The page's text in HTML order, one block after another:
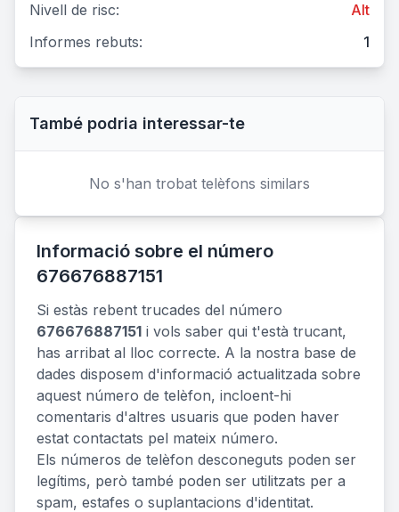
Nivell de risc:
Alt
Informes rebuts:
1
També podria interessar-te
No s'han trobat telèfons similars
Informació sobre el número
676676887151
Si estàs rebent trucades del número
676676887151 i vols saber qui t'està trucant,
has arribat al lloc correcte. A la nostra base de
dades disposem d'informació actualitzada sobre
aquest número de telèfon, incloent-hi
comentaris d'altres usuaris que poden haver
estat contactats pel mateix número.
Els números de telèfon desconeguts poden ser
legítims, però també poden ser utilitzats per a
spam, estafes o suplantacions d'identitat.